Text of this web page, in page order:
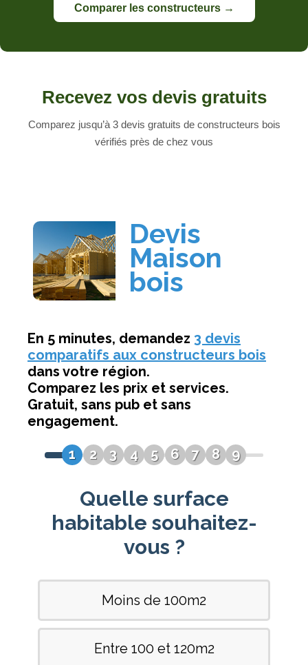
Comparer les constructeurs →
Recevez vos devis gratuits
Comparez jusqu’à 3 devis gratuits de constructeurs bois
vérifiés près de chez vous